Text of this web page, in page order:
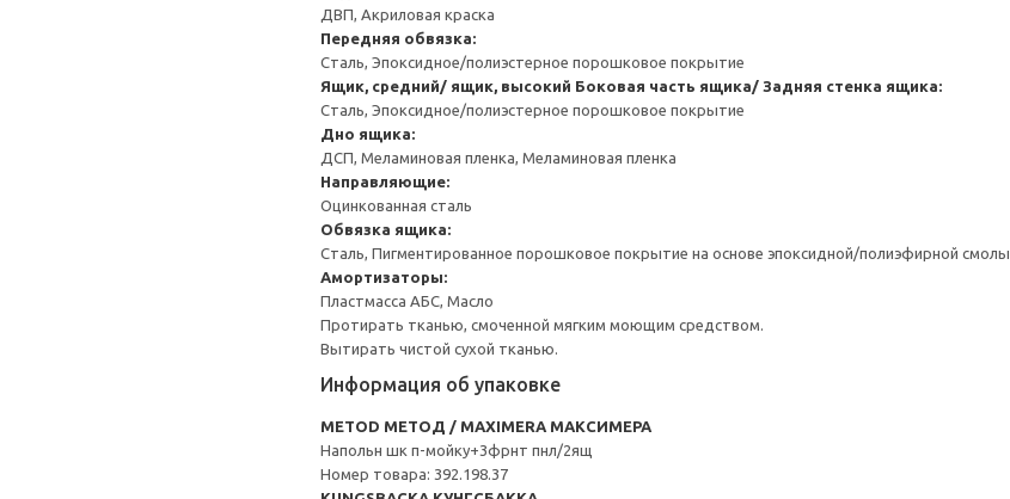
ДВП, Акриловая краска
Передняя обвязка:
Сталь, Эпоксидное/полиэстерное порошковое покрытие
Ящик, средний/ ящик, высокий Боковая часть ящика/ Задняя стенка ящика:
Сталь, Эпоксидное/полиэстерное порошковое покрытие
Дно ящика:
ДСП, Меламиновая пленка, Меламиновая пленка
Направляющие:
Оцинкованная сталь
Обвязка ящика:
Сталь, Пигментированное порошковое покрытие на основе эпоксидной/полиэфирной смолы
Амортизаторы:
Пластмасса АБС, Масло
Протирать тканью, смоченной мягким моющим средством.
Вытирать чистой сухой тканью.
Информация об упаковке
METOD МЕТОД / MAXIMERA МАКСИМЕРА
Напольн шк п-мойку+3фрнт пнл/2ящ
Номер товара: 392.198.37